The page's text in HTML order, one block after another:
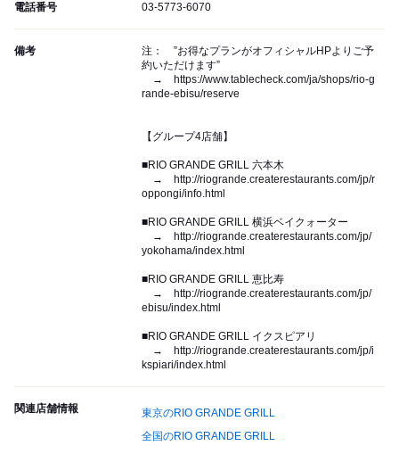
電話番号 03-5773-6070
備考
注： ”お得なプランがオフィシャルHPよりご予
約いただけます”
→ https://www.tablecheck.com/ja/shops/rio-g
rande-ebisu/reserve
【グループ4店舗】
■RIO GRANDE GRILL 六本木
→ http://riogrande.createrestaurants.com/jp/r
oppongi/info.html
■RIO GRANDE GRILL 横浜ベイクォーター
→ http://riogrande.createrestaurants.com/jp/
yokohama/index.html
■RIO GRANDE GRILL 恵比寿
→ http://riogrande.createrestaurants.com/jp/
ebisu/index.html
■RIO GRANDE GRILL イクスピアリ
→ http://riogrande.createrestaurants.com/jp/i
kspiari/index.html
関連店舗情報
東京のRIO GRANDE GRILL
全国のRIO GRANDE GRILL